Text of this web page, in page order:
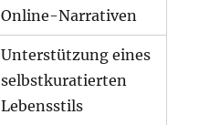
Online-Narrativen
Unterstützung eines
selbstkuratierten
Lebensstils